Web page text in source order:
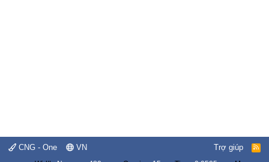
CNG - One VN Trợ giúp
R